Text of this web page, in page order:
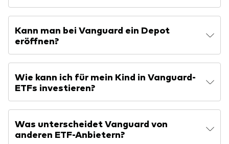
Kann man bei Vanguard ein Depot
eröffnen?
Wie kann ich für mein Kind in Vanguard-
ETFs investieren?
Was unterscheidet Vanguard von
anderen ETF-Anbietern?